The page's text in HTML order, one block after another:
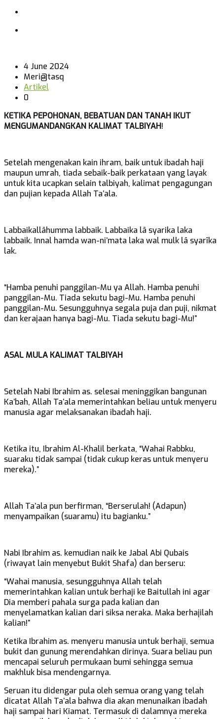
4 June 2024
Meri@tasq
Artikel
0
KETIKA PEPOHONAN, BEBATUAN DAN TANAH IKUT
MENGUMANDANGKAN KALIMAT TALBIYAH!
Setelah mengenakan kain ihram, baik untuk ibadah haji
maupun umrah, tiada sebaik-baik perkataan yang layak
untuk kita ucapkan selain talbiyah, kalimat pengagungan
dan pujian kepada Allah Ta’ala.
Labbaikallāhumma labbaik. Labbaika lā syarika laka
labbaik. Innal hamda wan-ni’mata laka wal mulk lā syarīka
lak.
“Hamba penuhi panggilan-Mu ya Allah. Hamba penuhi
panggilan-Mu. Tiada sekutu bagi-Mu. Hamba penuhi
panggilan-Mu. Sesungguhnya segala puja dan puji, nikmat
dan kerajaan hanya bagi-Mu. Tiada sekutu bagi-Mu!”
ASAL MULA KALIMAT TALBIYAH
Setelah Nabi Ibrahim as. selesai meninggikan bangunan
Ka’bah, Allah Ta’ala memerintahkan beliau untuk menyeru
manusia agar melaksanakan ibadah haji.
Ketika itu, Ibrahim Al-Khalil berkata, “Wahai Rabbku,
suaraku tidak sampai (tidak cukup keras untuk menyeru
mereka).”
Allah Ta’ala pun berfirman, “Berserulah! (Adapun)
menyampaikan (suaramu) itu bagianku.”
Nabi Ibrahim as. kemudian naik ke Jabal Abi Qubais
(riwayat lain menyebut Bukit Shafa) dan berseru:
“Wahai manusia, sesungguhnya Allah telah
memerintahkan kalian untuk berhaji ke Baitullah ini agar
Dia memberi pahala surga pada kalian dan
menyelamatkan kalian dari siksa neraka. Maka berhajilah
kalian!”
Ketika Ibrahim as. menyeru manusia untuk berhaji, semua
bukit dan gunung merendahkan dirinya. Suara beliau pun
mencapai seluruh permukaan bumi sehingga semua
makhluk bisa mendengarnya.
Seruan itu didengar pula oleh semua orang yang telah
dicatat Allah Ta’ala bahwa dia akan menunaikan ibadah
haji sampai hari Kiamat. Termasuk di dalamnya mereka